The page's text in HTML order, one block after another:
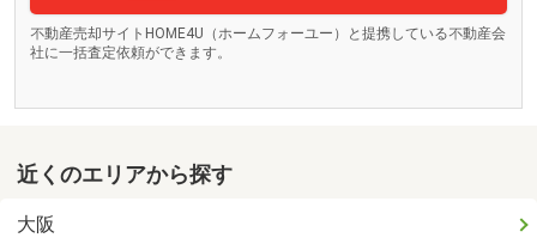
不動産売却サイトHOME4U（ホームフォーユー）と提携している不動産会
社に一括査定依頼ができます。
近くのエリアから探す
大阪